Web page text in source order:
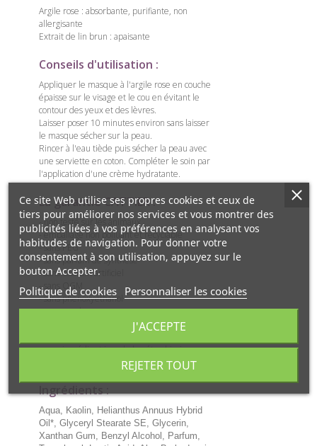
Argile rose : absorbante, purifiante, non
allergisante
Extrait de lin brun : apaisante
Conseils d'utilisation :
Appliquer le masque à l'argile rose en couche
épaisse sur le visage et le cou en évitant le
contour des yeux et des lèvres.
Laisser poser 10 minutes environ sans laisser
le masque sécher sur la peau.
Rincer à l'eau tiède puis sécher la peau avec
une serviette en coton. Compléter le soin par
l'application d'une crème hydratante.
La garantie CATTIER :
- non testé sur les animaux
- emballage non polluant et recyclable
- sans PEG
- sans parfum de synthèse
- sans colorant artificiel
- sans OGM
- sans phenoxyethanol
- sans paraben
- sans conservateur de synthèse non autorisé
- sans ingrédient issu de la pétrochimie
- sans matière première d'origine animale
Ingrédients :
Aqua, Kaolin, Helianthus Annuus Hybrid
Oil*, Glyceryl Stearate SE, Glycerin,
Xanthan Gum, Benzyl Alcohol, Parfum,
Ce site Web utilise ses propres cookies et ceux de
tiers pour améliorer nos services et vous montrer des
publicités liées à vos préférences en analysant vos
habitudes de navigation. Pour donner votre
consentement à son utilisation, appuyez sur le
bouton Accepter.
Politique de cookies Personnaliser les cookies
REJETER TOUT
J'ACCEPTE